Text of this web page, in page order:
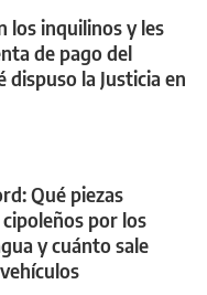
los inquilinos y les
de pago del
dispuso la Justicia en
Qué piezas
por los
y cuánto sale